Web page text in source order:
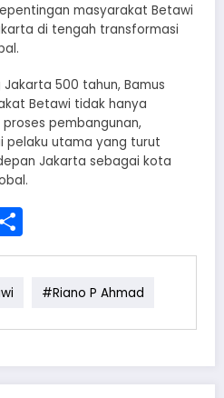
masyarakat Betawi
di tengah transformasi
500 tahun, Bamus
Betawi tidak hanya
pembangunan,
pelaku utama yang turut
Jakarta sebagai kota
#Riano P Ahmad